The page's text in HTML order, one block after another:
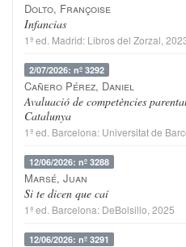
Dolto, Françoise
Infancias
1ª ed. Madrid: Libros del Zorzal ,
2/07/2026: nº 3292
Cañero Pérez, Daniel
Avaluació de competències
Catalunya
1ª ed. Barcelona: Universitat de
12/06/2026: nº 3288
Marsé, Juan
Si te dicen que caí
1ª ed. Barcelona: DeBolsillo , 2025
12/06/2026: nº 3291